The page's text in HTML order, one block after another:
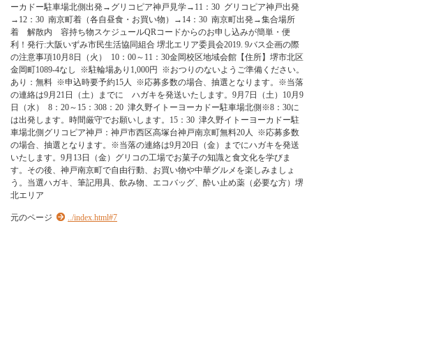
ーカドー駐車場北側出発→グリコピア神戸見学→11：30 グリコピア神戸出発
→12：30 南京町着（各自昼食・お買い物）→14：30 南京町出発→集合場所
着 解散内 容持ち物スケジュールQRコードからのお申し込みが簡単・便
利！発行:大阪いずみ市民生活協同組合 堺北エリア委員会2019. 9バス企画の際
の注意事項10月8日（火） 10：00～11：30金岡校区地域会館【住所】堺市北区
金岡町1089-4なし ※駐輪場あり1,000円 ※おつりのないようご準備ください。
あり：無料 ※申込時要予約15人 ※応募多数の場合、抽選となります。※当落
の連絡は9月21日（土）までに ハガキを発送いたします。9月7日（土）10月9
日（水） 8：20～15：308：20 津久野イトーヨーカドー駐車場北側※8：30に
は出発します。時間厳守でお願いします。15：30 津久野イトーヨーカドー駐
車場北側グリコピア神戸：神戸市西区高塚台神戸南京町無料20人 ※応募多数
の場合、抽選となります。※当落の連絡は9月20日（金）までにハガキを発送
いたします。9月13日（金）グリコの工場でお菓子の知識と食文化を学びま
す。その後、神戸南京町で自由行動、お買い物や中華グルメを楽しみましょ
う。当選ハガキ、筆記用具、飲み物、エコバッグ、酔い止め薬（必要な方）堺
北エリア
元のページ ../index.html#7